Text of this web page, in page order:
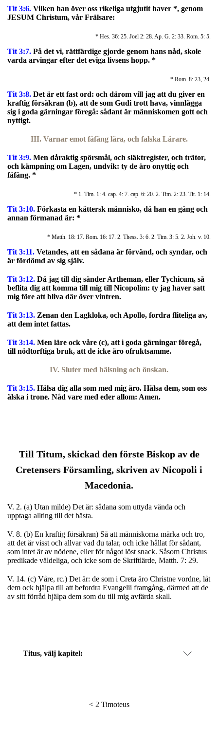
Tit 3:6. Vilken han över oss rikeliga utgjutit haver *, genom
JESUM Christum, vår Frälsare:
* Hes. 36: 25. Joel 2: 28. Ap. G. 2: 33. Rom. 5: 5.
Tit 3:7. På det vi, rättfärdige gjorde genom hans nåd, skole
varda arvingar efter det eviga livsens hopp. *
* Rom. 8: 23, 24.
Tit 3:8. Det är ett fast ord: och därom vill jag att du giver en
kraftig försäkran (b), att de som Gudi trott hava, vinnlägga
sig i goda gärningar föregå: sådant är människomen gott och
nyttigt.
III. Varnar emot fåfäng lära, och falska Lärare.
Tit 3:9. Men dåraktig spörsmål, och släktregister, och trätor,
och kämpning om Lagen, undvik: ty de äro onyttig och
fåfäng. *
* 1. Tim. 1: 4. cap. 4: 7. cap. 6: 20. 2. Tim. 2: 23. Tit. 1: 14.
Tit 3:10. Förkasta en kättersk människo, då han en gång och
annan förmanad är: *
* Matth. 18: 17. Rom. 16: 17. 2. Thess. 3: 6. 2. Tim. 3: 5. 2. Joh. v. 10.
Tit 3:11. Vetandes, att en sådana är förvänd, och syndar, och
är fördömd av sig själv.
Tit 3:12. Då jag till dig sänder Artheman, eller Tychicum, så
beflita dig att komma till mig till Nicopolim: ty jag haver satt
mig före att bliva där över vintren.
Tit 3:13. Zenan den Lagkloka, och Apollo, fordra fliteliga av,
att dem intet fattas.
Tit 3:14. Men läre ock våre (c), att i goda gärningar föregå,
till nödtorftiga bruk, att de icke äro ofruktsamme.
IV. Sluter med hälsning och önskan.
Tit 3:15. Hälsa dig alla som med mig äro. Hälsa dem, som oss
älska i trone. Nåd vare med eder allom: Amen.
Till Titum, skickad den förste Biskop av de
Cretensers Församling, skriven av Nicopoli i
Macedonia.
V. 2. (a) Utan milde) Det är: sådana som uttyda vända och
upptaga allting till det bästa.
V. 8. (b) En kraftig försäkran) Så att människorna märka och tro,
att det är visst och allvar vad du talar, och icke hållat för sådant,
som intet är av nödene, eller för något löst snack. Såsom Christus
predikade väldeliga, och icke som de Skriftlärde, Matth. 7: 29.
V. 14. (c) Våre, rc.) Det är: de som i Creta äro Christne vordne, låt
dem ock hjälpa till att befordra Evangelii framgång, därmed att de
av sitt förråd hjälpa dem som du till mig avfärda skall.
Titus, välj kapitel:
< 2 Timoteus